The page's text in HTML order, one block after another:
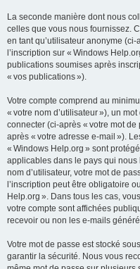
La seconde manière dont nous
celles que vous nous fournissez.
en tant qu’utilisateur anonyme
l’inscription sur « Windows
publications soumises après
« vos publications »).
Votre compte comprend au
« votre nom d’utilisateur »), un
connecter (ci-après « votre mot
après « votre adresse e-mail »).
« Windows Help.org » sont
applicables dans le pays qui nous
nom d’utilisateur, votre mot de
l’inscription peut être obligatoire
Help.org ». Dans tous les cas,
votre compte sont affichées
recevoir ou non les e-mails
Votre mot de passe est stocké
garantir la sécurité. Nous vous